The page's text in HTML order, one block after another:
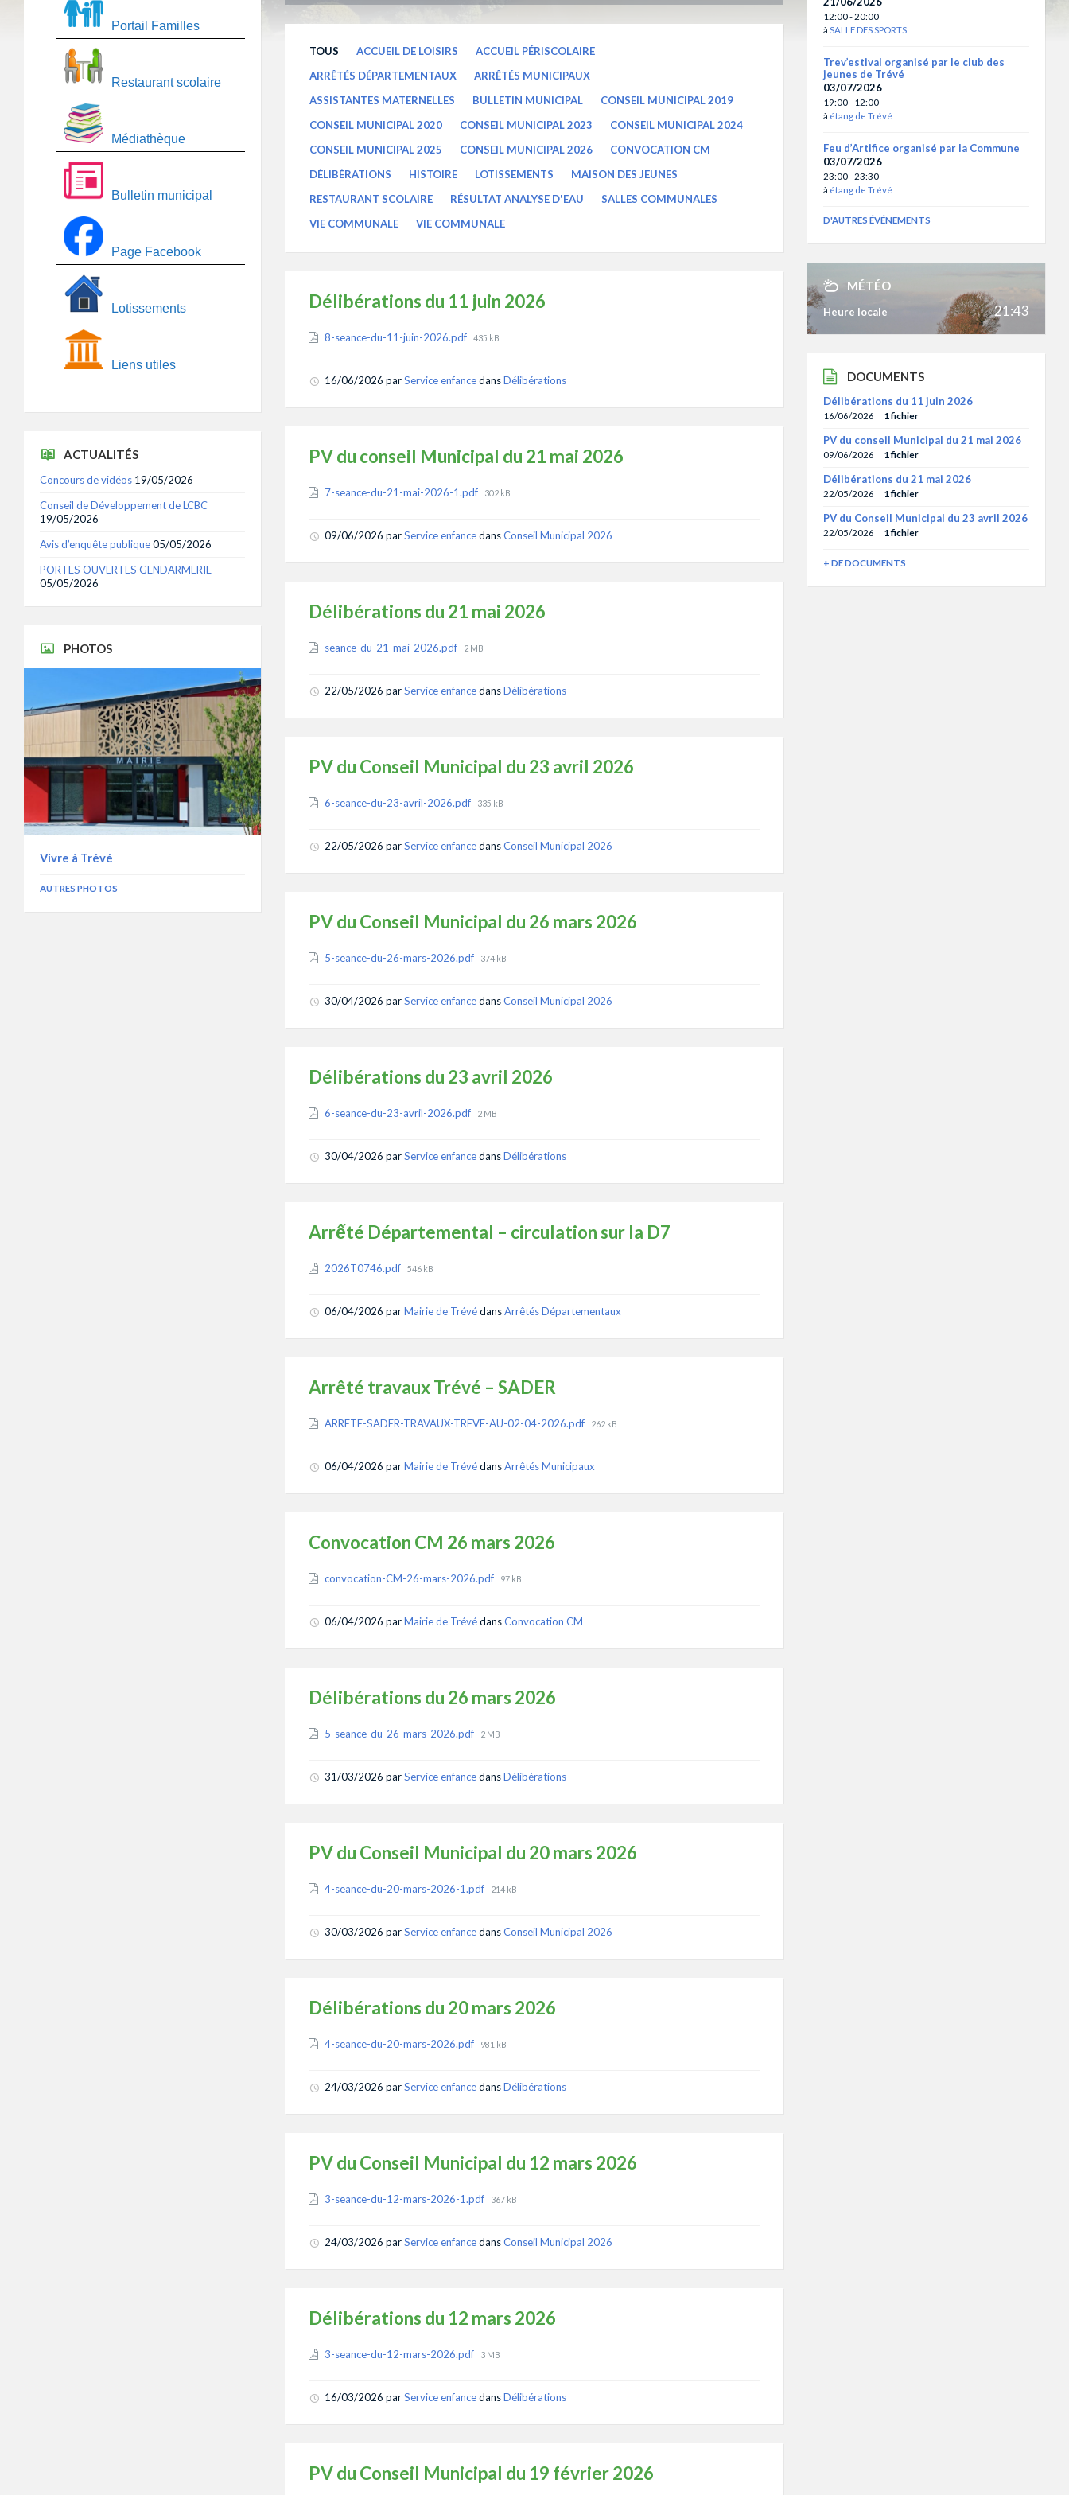
TOUS ACCUEIL DE LOISIRS
ACCUEIL PÉRISCOLAIRE
ARRÊTÉS DÉPARTEMENTAUX
ARRÊTÉS MUNICIPAUX
ASSISTANTES MATERNELLES
BULLETIN MUNICIPAL
CONSEIL MUNICIPAL 2019
CONSEIL MUNICIPAL 2020
CONSEIL MUNICIPAL 2023
CONSEIL MUNICIPAL 2024
CONSEIL MUNICIPAL 2025
CONSEIL MUNICIPAL 2026
CONVOCATION CM
DÉLIBÉRATIONS
HISTOIRE LOTISSEMENTS
MAISON DES JEUNES
RESTAURANT SCOLAIRE
RÉSULTAT ANALYSE D'EAU
SALLES COMMUNALES
VIE COMMUNALE
VIE COMMUNALE
Délibérations du 11 juin 2026
Attachments
8-seance-du-11-juin-2026.pdf File
435 kB
16/06/2026parService enfance dansDélibérations
PV du conseil Municipal du 21 mai 2026
Attachments
7-seance-du-21-mai-2026-1.pdf File
302 kB
09/06/2026parService enfance dansConseil Municipal 2026
Délibérations du 21 mai 2026
Attachments
seance-du-21-mai-2026.pdf File
2 MB
22/05/2026parService enfance dansDélibérations
PV du Conseil Municipal du 23 avril 2026
Attachments
6-seance-du-23-avril-2026.pdf File
335 kB
22/05/2026parService enfance dansConseil Municipal 2026
PV du Conseil Municipal du 26 mars 2026
Attachments
5-seance-du-26-mars-2026.pdf File
374 kB
30/04/2026parService enfance dansConseil Municipal 2026
Délibérations du 23 avril 2026
Attachments
6-seance-du-23-avril-2026.pdf File
2 MB
30/04/2026parService enfance dansDélibérations
Arrếté Départemental – circulation sur la D7
Attachments
2026T0746.pdf File
546 kB
06/04/2026parMairie de Trévé dansArrêtés Départementaux
Arrêté travaux Trévé – SADER
Attachments
ARRETE-SADER-TRAVAUX-TREVE-AU-02-04-2026.pdf File
262 kB
06/04/2026parMairie de Trévé dansArrêtés Municipaux
Convocation CM 26 mars 2026
Attachments
convocation-CM-26-mars-2026.pdf File
97 kB
06/04/2026parMairie de Trévé dansConvocation CM
Délibérations du 26 mars 2026
Attachments
5-seance-du-26-mars-2026.pdf File
2 MB
31/03/2026parService enfance dansDélibérations
PV du Conseil Municipal du 20 mars 2026
Attachments
4-seance-du-20-mars-2026-1.pdf File
214 kB
30/03/2026parService enfance dansConseil Municipal 2026
Délibérations du 20 mars 2026
Attachments
4-seance-du-20-mars-2026.pdf File
981 kB
24/03/2026parService enfance dansDélibérations
PV du Conseil Municipal du 12 mars 2026
Attachments
3-seance-du-12-mars-2026-1.pdf File
367 kB
24/03/2026parService enfance dansConseil Municipal 2026
Délibérations du 12 mars 2026
Attachments
3-seance-du-12-mars-2026.pdf File
3 MB
16/03/2026parService enfance dansDélibérations
PV du Conseil Municipal du 19 février 2026
Portail Familles
Restaurant scolaire
Médiathèque
Bulletin municipal
Page Facebook
Lotissements
Liens utiles
ACTUALITÉS
Concours de vidéos 19/05/2026
Conseil de Développement de LCBC
19/05/2026
Avis d’enquête publique05/05/2026
PORTES OUVERTES GENDARMERIE
05/05/2026
PHOTOS
Vivre à Trévé
AUTRES PHOTOS
12:00 - 20:00
àSALLE DES SPORTS
Trev’estival organisé par le club des
jeunes de Trévé
03/07/2026
19:00 - 12:00
à étang de Trévé
Feu d’Artifice organisé par la Commune
03/07/2026
23:00 - 23:30
à étang de Trévé
D'AUTRES ÉVÉNEMENTS
MÉTÉO
Heure locale 21:43
DOCUMENTS
Délibérations du 11 juin 2026
16/06/2026 1 fichier
PV du conseil Municipal du 21 mai 2026
09/06/2026 1 fichier
Délibérations du 21 mai 2026
22/05/2026 1 fichier
PV du Conseil Municipal du 23 avril 2026
22/05/2026 1 fichier
+ DE DOCUMENTS